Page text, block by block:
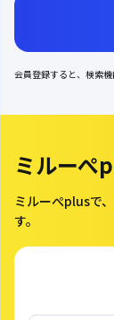
会員登録すると、検索
ミルーぺ
ミルーぺplusで
す。